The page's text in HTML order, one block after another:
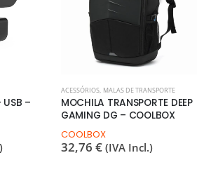
USB –
ACESSÓRIOS, MALAS DE TRANSPORTE
MOCHILA TRANSPORTE DEEP
GAMING DG – COOLBOX
COOLBOX
32,76 € (IVA Incl.)